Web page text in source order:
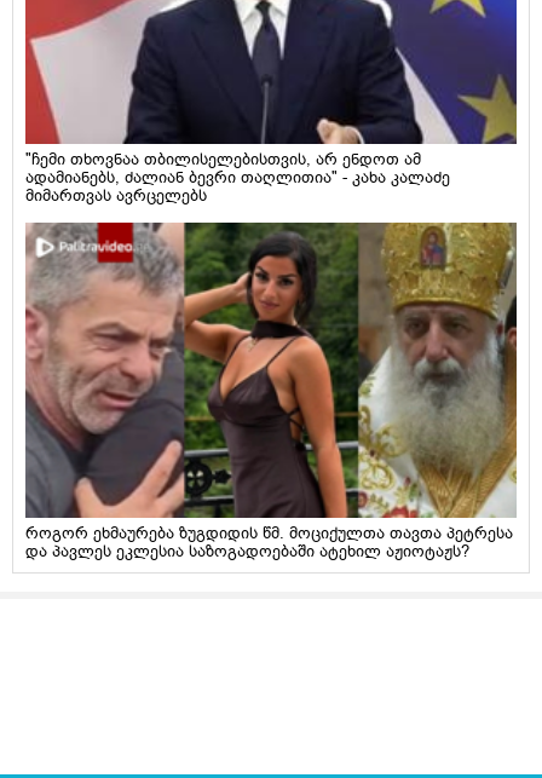
"ჩემი თხოვნაა თბილისელებისთვის, არ ენდოთ ამ
ადამიანებს, ძალიან ბევრი თაღლითია" - კახა კალაძე
მიმართვას ავრცელებს
როგორ ეხმაურება ზუგდიდის წმ. მოციქულთა თავთა პეტრესა
და პავლეს ეკლესია საზოგადოებაში ატეხილ აჟიოტაჟს?